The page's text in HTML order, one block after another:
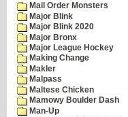
Mail Order Monsters
Major Blink
Major Blink 2020
Major Bronx
Major League Hockey
Making Change
Makler
Malpass
Maltese Chicken
Mamowy Boulder Dash
Man-Up